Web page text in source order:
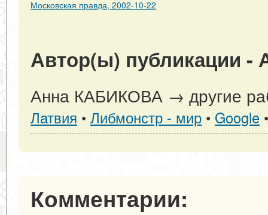
Московская правда, 2002-10-22
Автор(ы) публикации
Анна КАБИКОВА → другие
Латвия • Либмонстр - мир • Google
Комментарии: